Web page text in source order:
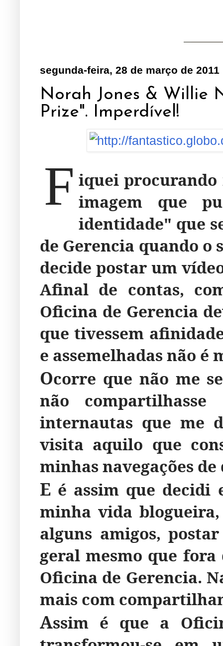
segunda-feira, 28 de março de 2011
Norah Jones & Willie
Prize". Imperdível!
F iquei procurando
imagem que
identidade" que
de Gerencia quando o
decide postar um
Afinal de contas,
Oficina de Gerencia
que tivessem
e assemelhadas não é
Ocorre que não me
não
internautas que me
visita aquilo que
minhas navegações
E é assim que decidi
minha vida
alguns amigos,
geral mesmo que
Oficina de Gerencia.
mais com
Assim é que a